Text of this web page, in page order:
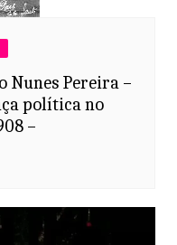
Nunes Pereira –
política no
–